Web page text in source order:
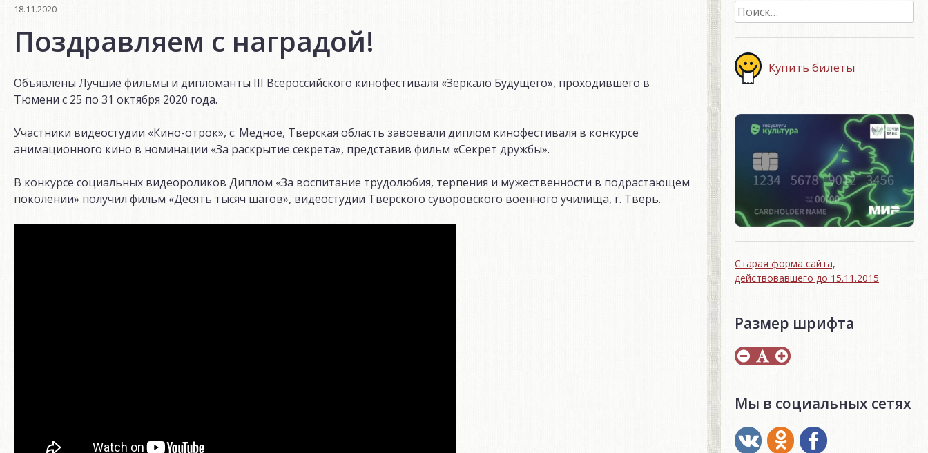
18.11.2020
Поздравляем с наградой!
Объявлены Лучшие фильмы и дипломанты III Всероссийского кинофестиваля «Зеркало Будущего», проходившего в
Тюмени с 25 по 31 октября 2020 года.
Участники видеостудии «Кино-отрок», с. Медное, Тверская область завоевали диплом кинофестиваля в конкурсе
анимационного кино в номинации «За раскрытие секрета», представив фильм «Секрет дружбы».
В конкурсе социальных видеороликов Диплом «За воспитание трудолюбия, терпения и мужественности в подрастающем
поколении» получил фильм «Десять тысяч шагов», видеостудии Тверского суворовского военного училища, г. Тверь.
Найти:
Купить билеты
Старая форма сайта,
действовавшего до 15.11.2015
Размер шрифта
Мы в социальных сетях